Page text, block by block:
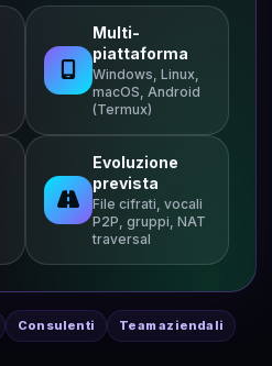
Multi-
piattaforma
Windows, Linux,
macOS, Android
(Termux)
Evoluzione
prevista
File cifrati, vocali
P2P, gruppi, NAT
traversal
Consulenti Team aziendali